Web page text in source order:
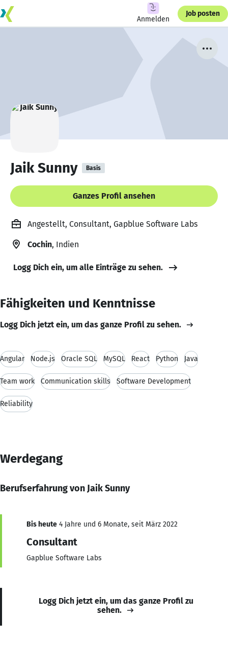
Anmelden
Job posten
Jaik Sunny Basis
Ganzes Profil ansehen
Angestellt, Consultant, Gapblue Software Labs
Cochin, Indien
Logg Dich ein, um alle Einträge zu sehen.
Fähigkeiten und Kenntnisse
Logg Dich jetzt ein, um das ganze Profil zu sehen.
Angular Node.js Oracle SQL MySQL React Python Java
Team work Communication skills Software Development
Reliability
Werdegang
Berufserfahrung von Jaik Sunny
Bis heute 4 Jahre und 6 Monate, seit März 2022
Consultant
Gapblue Software Labs
Logg Dich jetzt ein, um das ganze Profil zu
sehen.